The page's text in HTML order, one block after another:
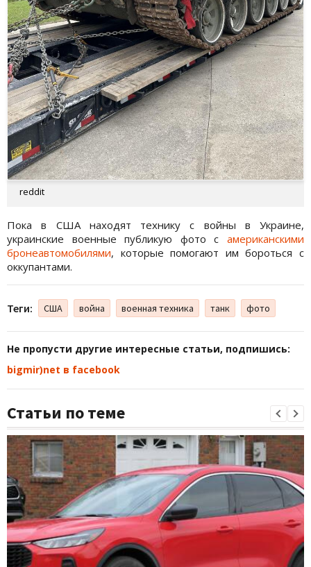
reddit
Пока в США находят технику с войны в Украине,
украинские военные публикую фото с американскими
бронеавтомобилями, которые помогают им бороться с
оккупантами.
Теги: США война военная техника танк фото
Не пропусти другие интересные статьи, подпишись:
bigmir)net в facebook
Статьи по теме